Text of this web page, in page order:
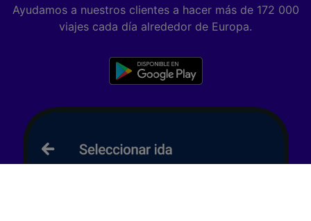
Ayudamos a nuestros clientes a hacer más de 172 000
viajes cada día alrededor de Europa.